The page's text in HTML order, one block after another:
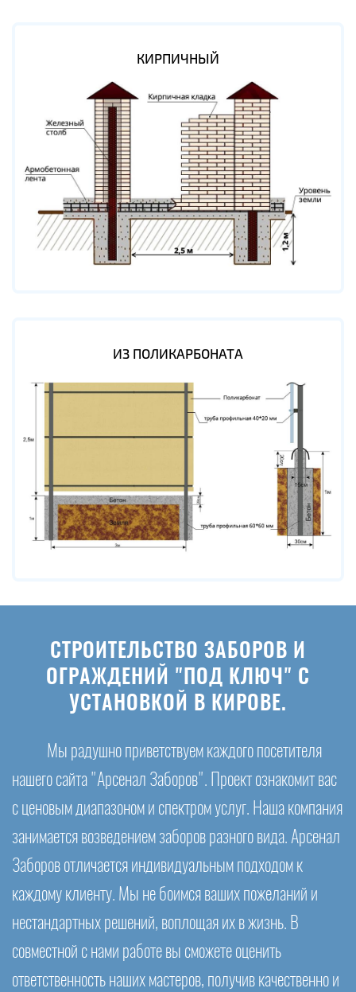
КИРПИЧНЫЙ
ИЗ ПОЛИКАРБОНАТА
СТРОИТЕЛЬСТВО ЗАБОРОВ И
ОГРАЖДЕНИЙ "ПОД КЛЮЧ" С
УСТАНОВКОЙ В КИРОВЕ.
Мы радушно приветствуем каждого посетителя
нашего сайта "Арсенал Заборов". Проект ознакомит вас
с ценовым диапазоном и спектром услуг. Наша компания
занимается возведением заборов разного вида. Арсенал
Заборов отличается индивидуальным подходом к
каждому клиенту. Мы не боимся ваших пожеланий и
нестандартных решений, воплощая их в жизнь. В
совместной с нами работе вы сможете оценить
ответственность наших мастеров, получив качественно и